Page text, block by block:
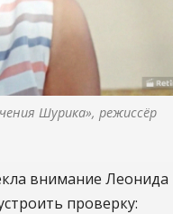
Шурика», режиссёр
внимание Леонида
проверку: